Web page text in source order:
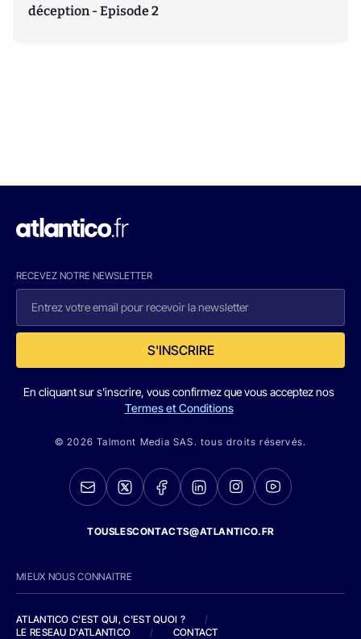
déception - Episode 2
RECEVEZ NOTRE NEWSLETTER
S'INSCRIRE
En cliquant sur s'inscrire, vous confirmez que vous acceptez nos
Termes et Conditions
© 2026 Talmont Media SAS. tous droits réservés.
TOUSLESCONTACTS@ATLANTICO.FR
MIEUX NOUS CONNAITRE
ATLANTICO C'EST QUI, C'EST QUOI ?
/
LE RESEAU D'ATLANTICO
/ CONTACT